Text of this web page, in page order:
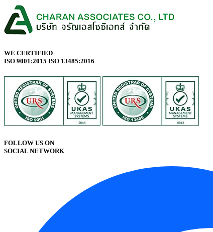
WE CERTIFIED
ISO 9001:2015 ISO 13485:2016
FOLLOW US ON
SOCIAL NETWORK